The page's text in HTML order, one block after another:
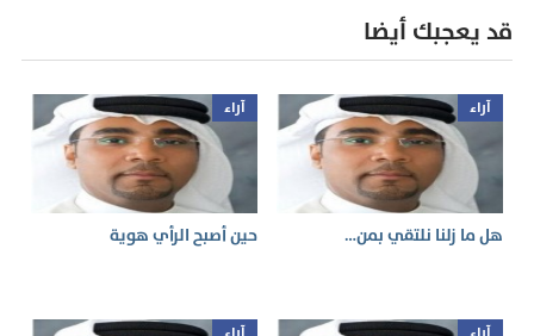
قد يعجبك أيضا
آراء
هل ما زلنا نلتقي بمن…
آراء
حين أصبح الرأي هوية